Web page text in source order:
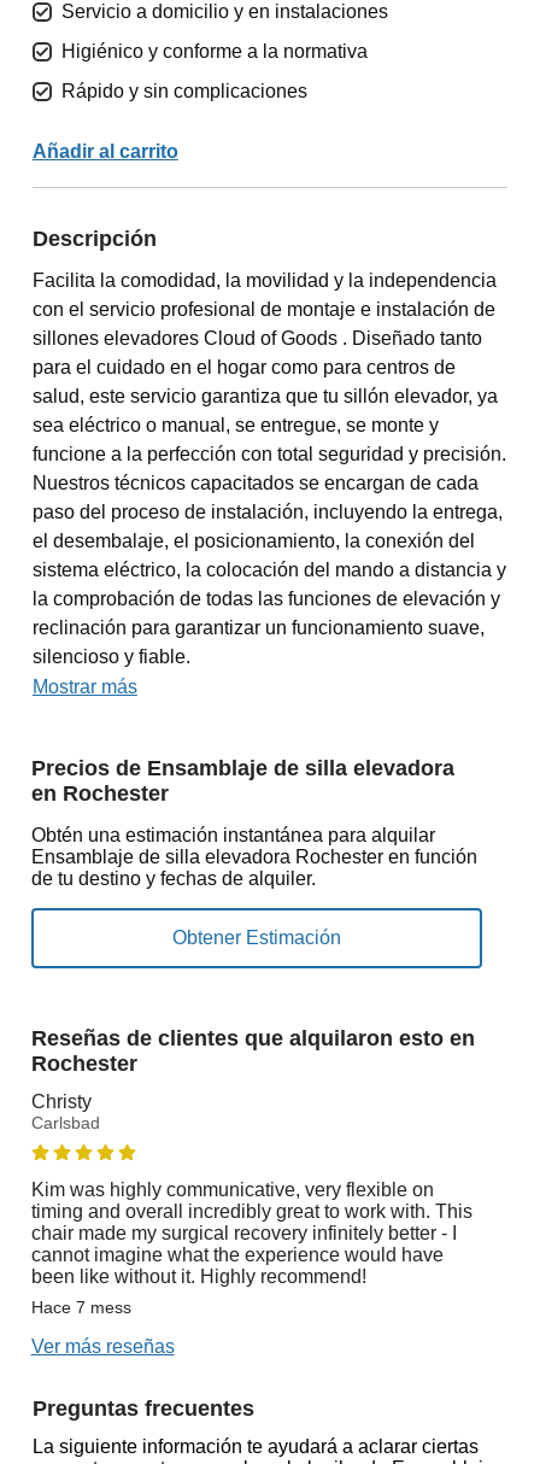
Servicio a domicilio y en instalaciones
Higiénico y conforme a la normativa
Rápido y sin complicaciones
Añadir al carrito
Descripción
Facilita la comodidad, la movilidad y la independencia
con el servicio profesional de montaje e instalación de
sillones elevadores Cloud of Goods . Diseñado tanto
para el cuidado en el hogar como para centros de
salud, este servicio garantiza que tu sillón elevador, ya
sea eléctrico o manual, se entregue, se monte y
funcione a la perfección con total seguridad y precisión.
Nuestros técnicos capacitados se encargan de cada
paso del proceso de instalación, incluyendo la entrega,
el desembalaje, el posicionamiento, la conexión del
sistema eléctrico, la colocación del mando a distancia y
la comprobación de todas las funciones de elevación y
reclinación para garantizar un funcionamiento suave,
silencioso y fiable.
Mostrar más
Precios de Ensamblaje de silla elevadora
en Rochester
Obtén una estimación instantánea para alquilar
Ensamblaje de silla elevadora Rochester en función
de tu destino y fechas de alquiler.
Reseñas de clientes que alquilaron esto en
Rochester
Christy
Carlsbad
Kim was highly communicative, very flexible on
timing and overall incredibly great to work with. This
chair made my surgical recovery infinitely better - I
cannot imagine what the experience would have
been like without it. Highly recommend!
Hace 7 mess
Ver más reseñas
Preguntas frecuentes
La siguiente información te ayudará a aclarar ciertas